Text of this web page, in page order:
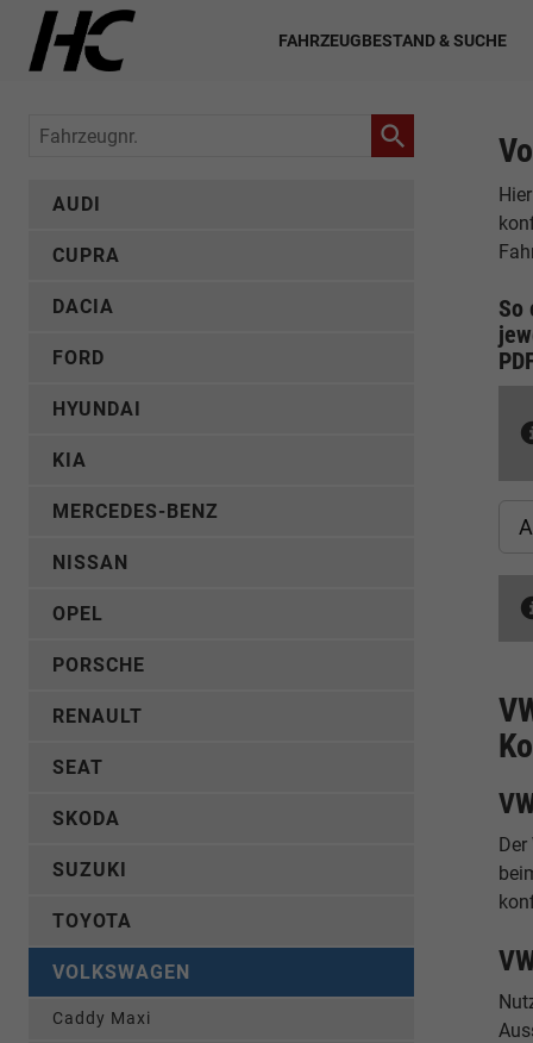
FAHRZEUGBESTAND & SUCHE
So
Fahrzeugnr.
AUDI
CUPRA
DACIA
FORD
HYUNDAI
KIA
MERCEDES-BENZ
NISSAN
OPEL
PORSCHE
RENAULT
SEAT
SKODA
SUZUKI
TOYOTA
VOLKSWAGEN
Caddy Maxi